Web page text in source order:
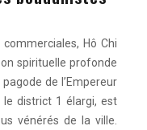
Hô Chi
spirituelle profonde
de l’Empereur
le district 1 élargi, est
vénérés de la ville.